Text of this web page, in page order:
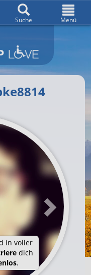
in voller
dich
.
Suche Menü